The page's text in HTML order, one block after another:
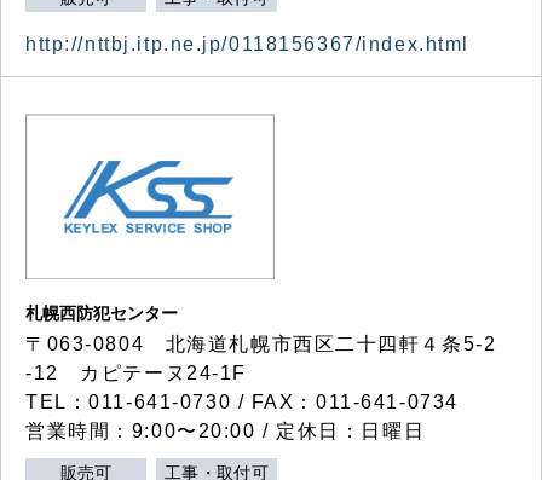
http://nttbj.itp.ne.jp/0118156367/index.html
札幌西防犯センター
〒063-0804 北海道札幌市西区二十四軒４条5-2
-12 カピテーヌ24-1F
TEL：011-641-0730 / FAX：011-641-0734
営業時間：9:00〜20:00 / 定休日：日曜日
販売可 工事・取付可